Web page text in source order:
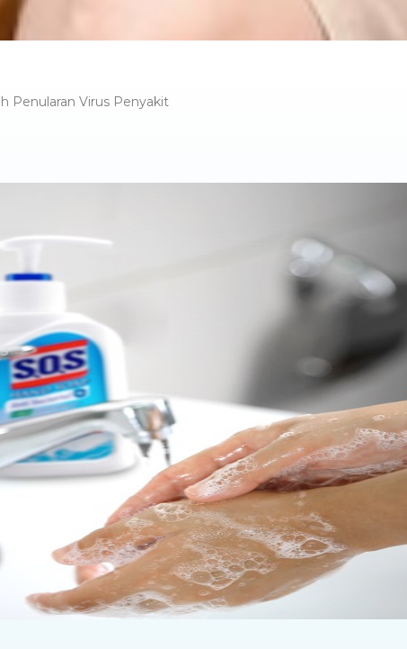
Penularan Virus Penyakit